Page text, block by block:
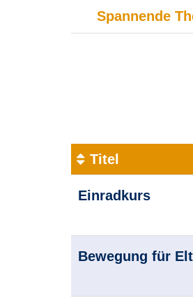
Spannende
werden.
Titel
Einradkurs
Bewegung für